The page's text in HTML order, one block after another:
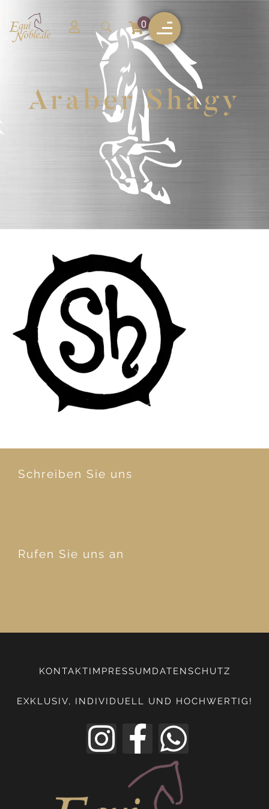
0
Araber Shagy
Schreiben Sie uns
Rufen Sie uns an
KONTAKT IMPRESSUM DATENSCHUTZ
EXKLUSIV, INDIVIDUELL UND HOCHWERTIG!